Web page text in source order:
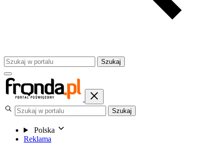
Szukaj
Szukaj
Polska
Reklama